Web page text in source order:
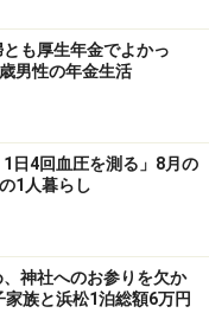
をもれなくプレゼ
文に準拠していま
す。現在とはサー
ございます
性を保証するもの
とも厚生年金でよかっ
男性の年金生活
1日4回血圧を測る」8月の
1人暮らし
、神社へのお参りを欠か
族と浜松1泊総額6万円